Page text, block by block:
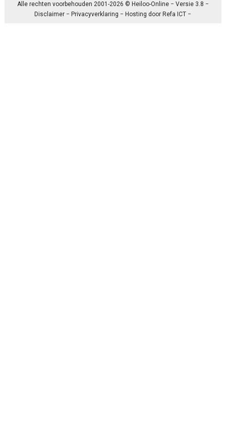
Alle rechten voorbehouden 2001-2026 © Heiloo-Online − Versie 3.8 −
Disclaimer −Privacyverklaring − Hosting doorRefa ICT −